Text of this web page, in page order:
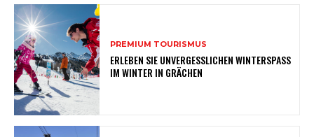
PREMIUM TOURISMUS
ERLEBEN SIE UNVERGESSLICHEN WINTERSPASS
IM WINTER IN GRÄCHEN